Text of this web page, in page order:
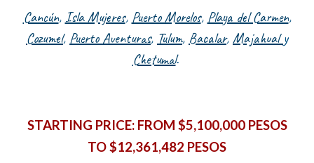
Cancún, Isla Mujeres, Puerto Morelos, Playa del Carmen,
Cozumel, Puerto Aventuras, Tulum, Bacalar, Majahualy
Chetumal.
STARTING PRICE: FROM $5,100,000 PESOS
TO $12,361,482 PESOS